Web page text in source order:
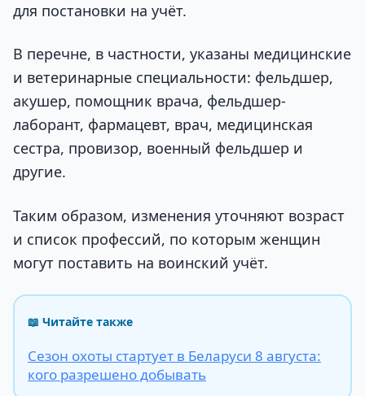
для постановки на учёт.
В перечне, в частности, указаны медицинские
и ветеринарные специальности: фельдшер,
акушер, помощник врача, фельдшер-
лаборант, фармацевт, врач, медицинская
сестра, провизор, военный фельдшер и
другие.
Таким образом, изменения уточняют возраст
и список профессий, по которым женщин
могут поставить на воинский учёт.
📖 Читайте также
Сезон охоты стартует в Беларуси 8 августа:
кого разрешено добывать